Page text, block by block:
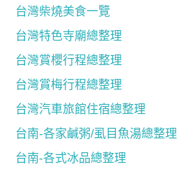
台灣柴燒美食一覽
台灣特色寺廟總整理
台灣賞櫻行程總整理
台灣賞梅行程總整理
台灣汽車旅館住宿總整理
台南-各家鹹粥/虱目魚湯總整理
台南-各式冰品總整理